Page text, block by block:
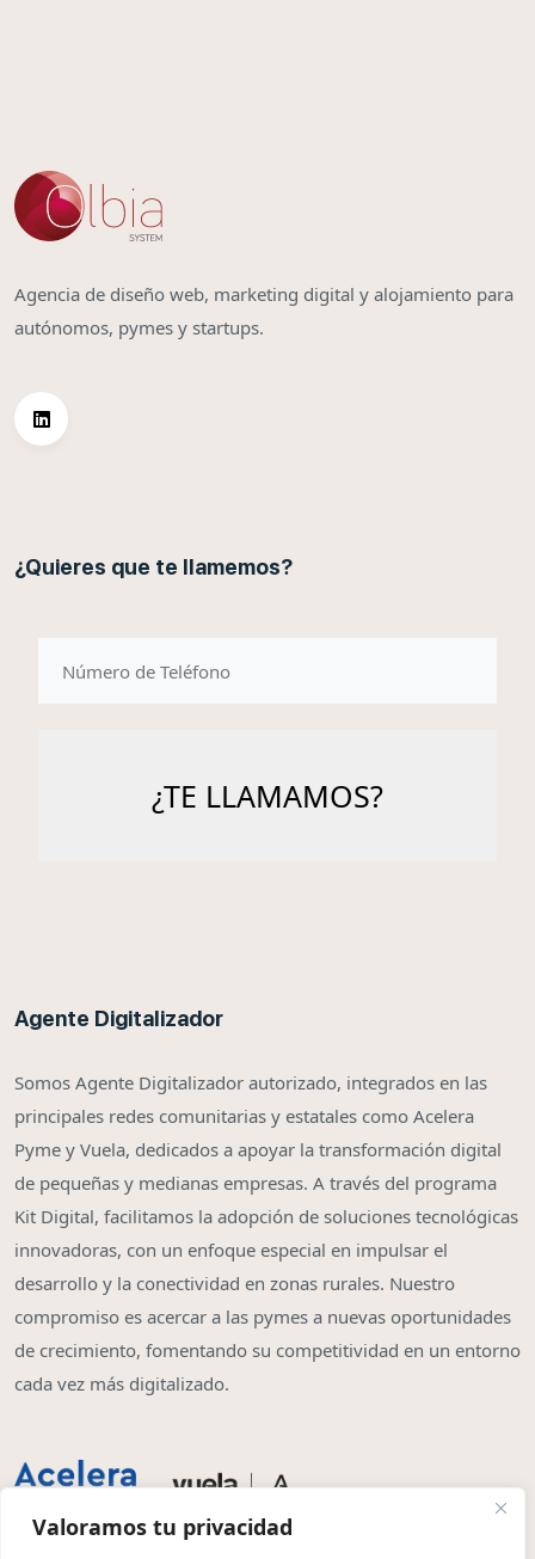
Valoramos tu privacidad
Agencia de diseño web, marketing digital y alojamiento para
autónomos, pymes y startups.
¿Quieres que te llamemos?
Agente Digitalizador
Somos Agente Digitalizador autorizado, integrados en las
principales redes comunitarias y estatales como Acelera
Pyme y Vuela, dedicados a apoyar la transformación digital
de pequeñas y medianas empresas. A través del programa
Kit Digital, facilitamos la adopción de soluciones tecnológicas
innovadoras, con un enfoque especial en impulsar el
desarrollo y la conectividad en zonas rurales. Nuestro
compromiso es acercar a las pymes a nuevas oportunidades
de crecimiento, fomentando su competitividad en un entorno
cada vez más digitalizado.